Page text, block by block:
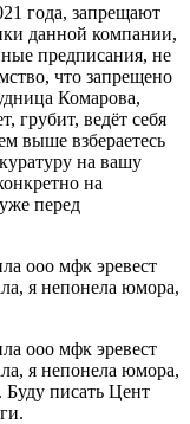
года, запрещают
данной компании,
предписания, не
что запрещено
Комарова,
грубит, ведёт себя
выше взбераетесь
на вашу
на
перед
ооо мфк эревест
я непонела юмора,
ооо мфк эревест
я непонела юмора,
Буду писать Цент